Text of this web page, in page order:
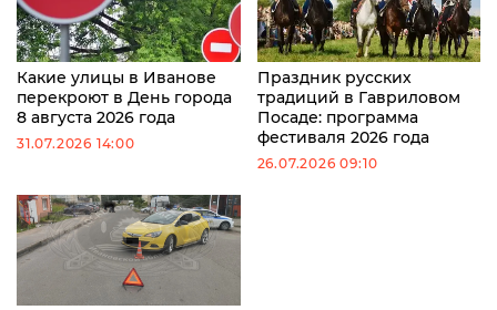
Какие улицы в Иванове
перекроют в День города
8 августа 2026 года
31.07.2026 14:00
Праздник русских
традиций в Гавриловом
Посаде: программа
фестиваля 2026 года
26.07.2026 09:10